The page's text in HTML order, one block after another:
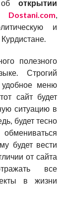
оботкрытии
Dostani.com,
и
полезного
Строгий
удобное меню
сайт будет
ситуацию в
будет тесно
будет вести
от сайта
все
в жизни